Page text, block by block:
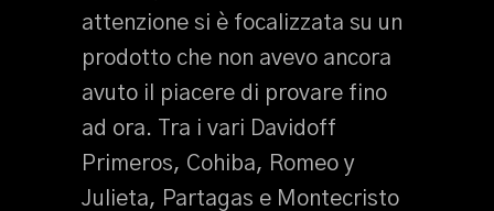
attenzione si è focalizzata su un
prodotto che non avevo ancora
avuto il piacere di provare fino
ad ora. Tra i vari Davidoff
Primeros, Cohiba, Romeo y
Julieta, Partagas e Montecristo